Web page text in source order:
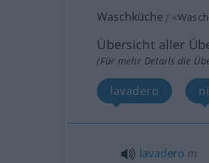
Waschküche f <
Übersicht aller
(Für mehr Details die
lavadero
lavadero m